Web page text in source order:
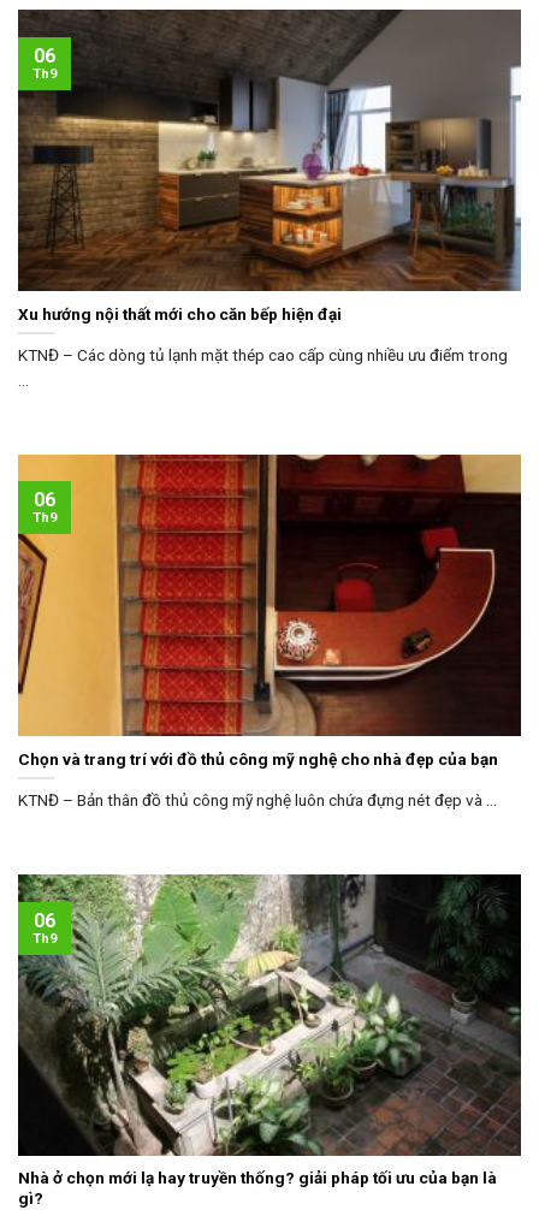
Xu hướng nội thất mới cho căn bếp hiện đại
KTNĐ – Các dòng tủ lạnh mặt thép cao cấp cùng nhiều ưu điểm trong
06
Th9
Chọn và trang trí với đồ thủ công mỹ nghệ cho nhà đẹp của bạn
KTNĐ – Bản thân đồ thủ công mỹ nghệ luôn chứa đựng nét đẹp và ...
06
Th9
Nhà ở chọn mới lạ hay truyền thống? giải pháp tối ưu của bạn là
gì?
06
Th9